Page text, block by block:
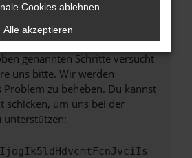
Funktionen nicht mehr
den Webseitenbetreiber.
genannten Schritte versucht
uns bitte. Wir werden
Problem zu beheben. Du kannst
schicken, um uns bei der
unterstützen:
Cookies ablehnen
Alle akzeptieren